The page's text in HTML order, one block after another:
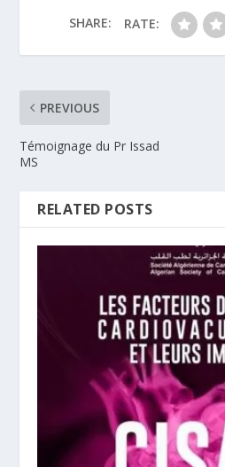
SHARE: RATE:
PREVIOUS
Témoignage du Pr Issad
MS
RELATED POSTS